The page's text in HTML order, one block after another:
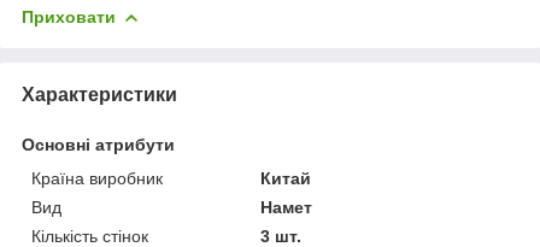
Приховати
Характеристики
Основні атрибути
Країна виробник
Китай
Вид
Намет
Кількість стінок
3 шт.